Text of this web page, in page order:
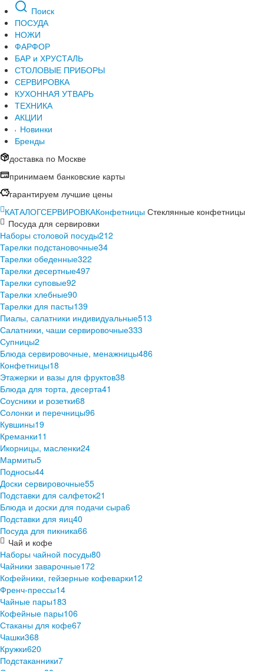
Поиск
ПОСУДА
НОЖИ
ФАРФОР
БАР и ХРУСТАЛЬ
СТОЛОВЫЕ ПРИБОРЫ
СЕРВИРОВКА
КУХОННАЯ УТВАРЬ
ТЕХНИКА
АКЦИИ
Новинки
Бренды
доставка по Москве
принимаем банковские карты
гарантируем лучшие цены
КАТАЛОГСЕРВИРОВКАКонфетницы Стеклянные конфетницы
Посуда для сервировки
Наборы столовой посуды212
Тарелки подстановочные34
Тарелки обеденные322
Тарелки десертные497
Тарелки суповые92
Тарелки хлебные90
Тарелки для пасты139
Пиалы, салатники индивидуальные513
Салатники, чаши сервировочные333
Супницы2
Блюда сервировочные, менажницы486
Конфетницы18
Этажерки и вазы для фруктов38
Блюда для торта, десерта41
Соусники и розетки68
Солонки и перечницы96
Кувшины19
Креманки11
Икорницы, масленки24
Мармиты5
Подносы44
Доски сервировочные55
Подставки для салфеток21
Блюда и доски для подачи сыра6
Подставки для яиц40
Посуда для пикника66
Чай и кофе
Наборы чайной посуды80
Чайники заварочные172
Кофейники, гейзерные кофеварки12
Френч-прессы14
Чайные пары183
Кофейные пары106
Стаканы для кофе67
Чашки368
Кружки620
Подстаканники7